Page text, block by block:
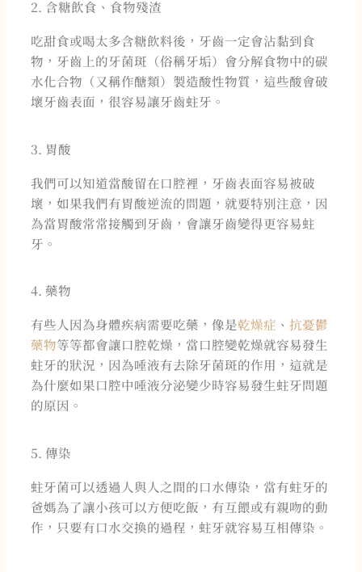
2. 含糖飲食、食物殘渣
吃甜食或喝太多含糖飲料後，牙齒一定會沾黏到食
物，牙齒上的牙菌斑（俗稱牙垢）會分解食物中的碳
水化合物（又稱作醣類）製造酸性物質，這些酸會破
壞牙齒表面，很容易讓牙齒蛀牙。
3. 胃酸
我們可以知道當酸留在口腔裡，牙齒表面容易被破
壞，如果我們有胃酸逆流的問題，就要特別注意，因
為當胃酸常常接觸到牙齒，會讓牙齒變得更容易蛀
牙。
4. 藥物
有些人因為身體疾病需要吃藥，像是乾燥症 、抗憂鬱
藥物等等都會讓口腔乾燥，當口腔變乾燥就容易發生
蛀牙的狀況，因為唾液有去除牙菌斑的作用，這就是
為什麼如果口腔中唾液分泌變少時容易發生蛀牙問題
的原因。
5. 傳染
蛀牙菌可以透過人與人之間的口水傳染，當有蛀牙的
爸媽為了讓小孩可以方便吃飯，有互餵或有親吻的動
作，只要有口水交換的過程，蛀牙就容易互相傳染。